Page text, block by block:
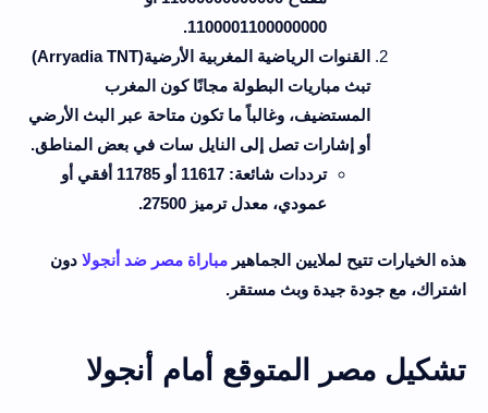
1100001100000000
.
القنوات الرياضية المغربية الأرضية(Arryadia TNT)
تبث مباريات البطولة مجانًا كون المغرب
المستضيف، وغالباً ما تكون متاحة عبر البث الأرضي
أو إشارات تصل إلى النايل سات في بعض المناطق.
ترددات شائعة: 11617 أو 11785 أفقي أو
عمودي، معدل ترميز 27500
.
هذه الخيارات تتيح لملايين الجماهير مباراة مصر ضد أنجولا دون
اشتراك، مع جودة جيدة وبث مستقر .
تشكيل مصر المتوقع أمام أنجولا